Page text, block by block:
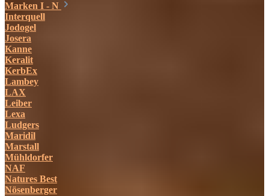
Marken I - N
Interquell
Jodogel
Josera
Kanne
Keralit
KerbEx
Lambey
LAX
Leiber
Lexa
Ludgers
Maridil
Marstall
Mühldorfer
NAF
Natures Best
Nösenberger